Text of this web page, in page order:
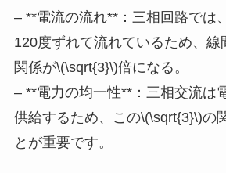
– **電流の流れ**：三相回路では
120度ずれて流れているため、線
関係が\(\sqrt{3}\)倍になる。
– **電力の均一性**：三相交流は
供給するため、この\(\sqrt{3}\)の
とが重要です。